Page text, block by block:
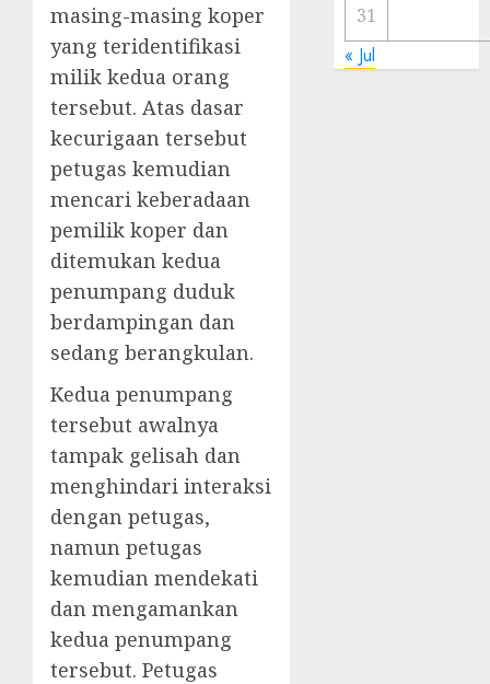
masing-masing koper
yang teridentifikasi
milik kedua orang
tersebut. Atas dasar
kecurigaan tersebut
petugas kemudian
mencari keberadaan
pemilik koper dan
ditemukan kedua
penumpang duduk
berdampingan dan
sedang berangkulan.
Kedua penumpang
tersebut awalnya
tampak gelisah dan
menghindari interaksi
dengan petugas,
namun petugas
kemudian mendekati
dan mengamankan
kedua penumpang
tersebut. Petugas
31
« Jul